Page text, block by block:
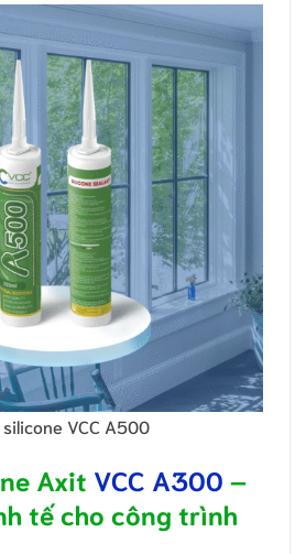
silicone VCC A500
Axit VCC A300 –
tế cho công trình